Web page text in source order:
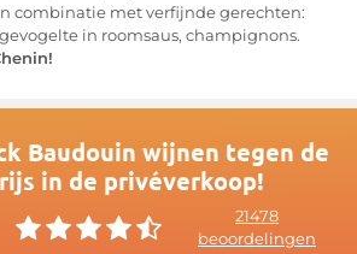
combinatie met verfijnde gerechten:
in roomsaus, champignons.
Baudouin wijnen tegen de
in de privéverkoop!
21478
beoordelingen